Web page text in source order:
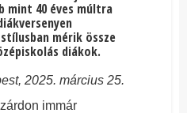
mint 40 éves múltra
mérik össze
diákok.
2025. március 25.
immár